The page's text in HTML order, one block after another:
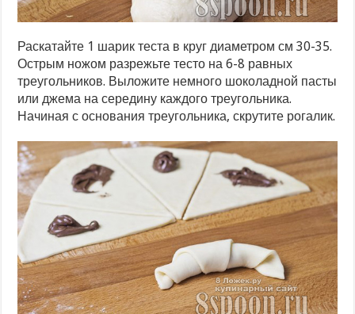
Раскатайте 1 шарик теста в круг диаметром см 30-35.
Острым ножом разрежьте тесто на 6-8 равных
треугольников. Выложите немного шоколадной пасты
или джема на середину каждого треугольника.
Начиная с основания треугольника, скрутите рогалик.